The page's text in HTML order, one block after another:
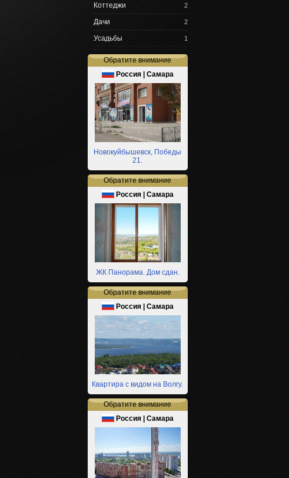
2
Коттеджи
2
Дачи
1
Усадьбы
Обратите внимание
Россия | Самара
Новокуйбышевск, Победы
21.
Обратите внимание
Россия | Самара
ЖК Панорама. Дом сдан.
Обратите внимание
Россия | Самара
Квартира с видом на Волгу.
Обратите внимание
Россия | Самара